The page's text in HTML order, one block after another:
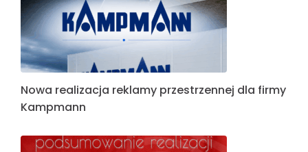
Nowa realizacja reklamy przestrzennej dla firmy
Kampmann